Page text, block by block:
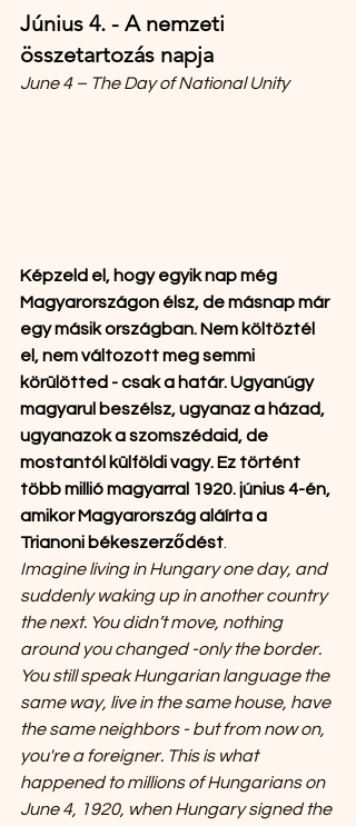
Június 4. - A nemzeti
összetartozás napja
June 4 – The Day of National Unity
Képzeld el, hogy egyik nap még
Magyarországon élsz, de másnap már
egy másik országban. Nem költöztél
el, nem változott meg semmi
körülötted - csak a határ. Ugyanúgy
magyarul beszélsz, ugyanaz a házad,
ugyanazok a szomszédaid, de
mostantól külföldi vagy. Ez történt
több millió magyarral 1920. június 4-én,
amikor Magyarország aláírta a
Trianoni békeszerződést
Imagine living in Hungary one day, and
suddenly waking up in another country
the next. You didn’t move, nothing
around you changed -only the border.
You still speak Hungarian language the
same way, live in the same house, have
the same neighbors - but from now on,
you're a foreigner. This is what
happened to millions of Hungarians on
June 4, 1920, when Hungary signed the